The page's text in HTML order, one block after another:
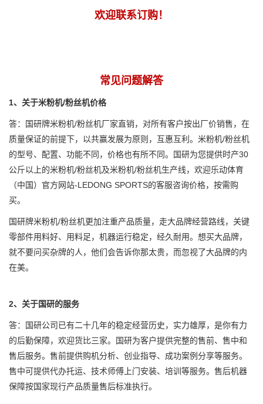
欢迎联系订购！
常见问题解答
1、关于米粉机/粉丝机价格
答：国研牌米粉机/粉丝机厂家直销，对所有客户按出厂价销售，在
质量保证的前提下，以共赢发展为原则，互惠互利。米粉机/粉丝机
的型号、配置、功能不同，价格也有所不同。国研为您提供时产30
公斤以上的米粉机/粉丝机及米粉机/粉丝机生产线，欢迎乐动体育
（中国）官方网站-LEDONG SPORTS的客服咨询价格，按需购
买。
国研牌米粉机/粉丝机更加注重产品质量，走大品牌经营路线，关键
零部件用料好、用料足，机器运行稳定，经久耐用。想买大品牌，
就不要问买杂牌的人，他们会告诉你那太贵，而忽视了大品牌的内
在美。
2、关于国研的服务
答：国研公司已有二十几年的稳定经营历史，实力雄厚，是你有力
的后勤保障，欢迎货比三家。国研为客户提供完整的售前、售中和
售后服务。售前提供购机分析、创业指导、成功案例分享等服务。
售中可提供代办托运、技术师傅上门安装、培训等服务。售后机器
保障按国家现行产品质量售后标准执行。